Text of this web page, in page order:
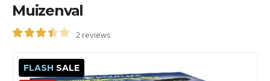
Muizenval
2 reviews
FLASH SALE